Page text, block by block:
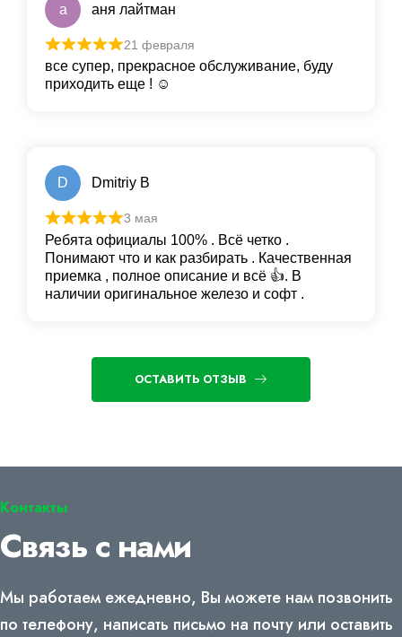
а аня лайтман
21 февраля
все супер, прекрасное обслуживание, буду
приходить еще ! ☺️
D Dmitriy B
3 мая
Ребята официалы 100% . Всё четко .
Понимают что и как разбирать . Качественная
приемка , полное описание и всё 👍. В
наличии оригинальное железо и софт .
ОСТАВИТЬ ОТЗЫВ
Контакты
Связь с нами
Мы работаем ежедневно, Вы можете нам позвонить
по телефону, написать письмо на почту или оставить